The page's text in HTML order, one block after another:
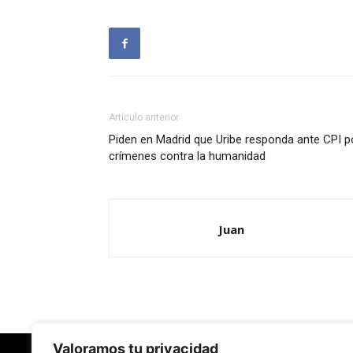
Valoramos tu privacidad
Artículo anterior
Piden en Madrid que Uribe responda ante CPI
crímenes contra la humanidad
Juan